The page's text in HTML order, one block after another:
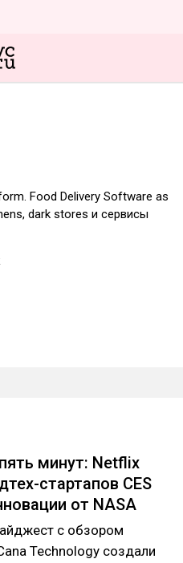
Food Delivery Software as
dark stores и сервисы
минут: Netflix
стартапов CES
от NASA
с обзором
Technology создали